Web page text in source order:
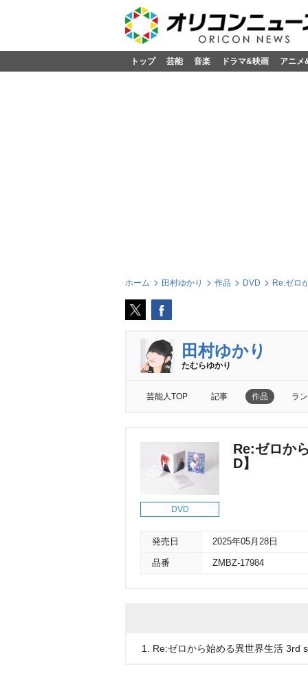
トップ 芸能 音楽 ドラマ&映画 アニメ
ホーム 田村ゆかり 作品 DVD Re:ゼロ
田村ゆかり
たむらゆかり
芸能人TOP 記事 作品 ラ
DVD
Re:ゼロか
D】
発売日 2025年05月28日
品番 ZMBZ-17984
1. Re:ゼロから始める異世界生活 3rd